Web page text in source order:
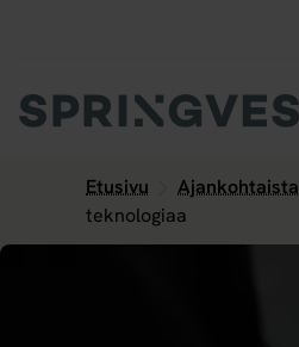
Etusivu Ajankohtaista
teknologiaa